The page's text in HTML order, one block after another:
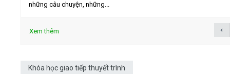
những câu chuyện, những...
Xem thêm
Khóa học giao tiếp thuyết trình